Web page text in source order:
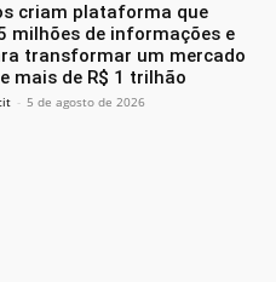
criam plataforma que
milhões de informações e
transformar um mercado
mais de R$ 1 trilhão
- 5 de agosto de 2026